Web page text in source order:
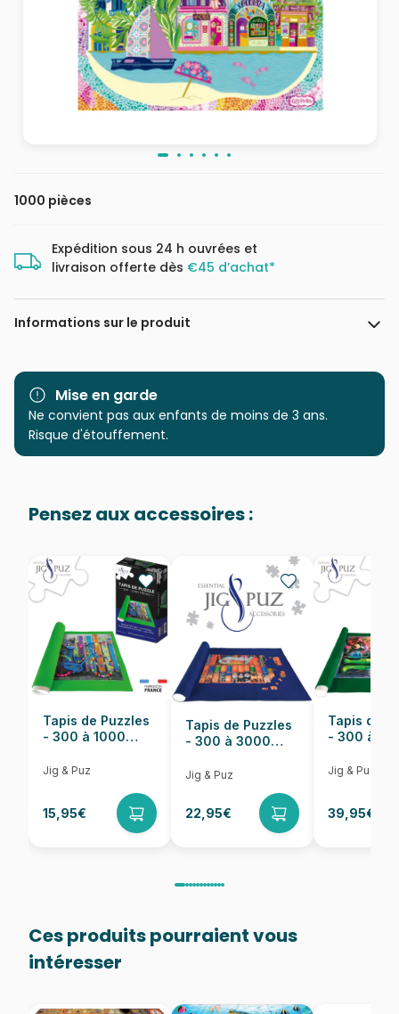
1000 pièces
Expédition sous 24 h ouvrées et
livraison offerte dès €45 d’achat*
Informations sur le produit
Marque
Educa : un large choix de
Catégorie
EAN 8412668205574
Nombre de pièces 1000 pièces
Dimensions 68 x 48 cm
Mise en garde
Ne convient pas aux enfants de moins de 3 ans.
Risque d'étouffement.
Pensez aux accessoires :
Tapis de Puzzles
- 300 à 1000
Jig & Puz
15,95€
Tapis de Puzzles
- 300 à 3000
Jig & Puz
22,95€
Tapis de
- 300 à
Jig & Puz
39,95€
Ces produits pourraient vous
intéresser